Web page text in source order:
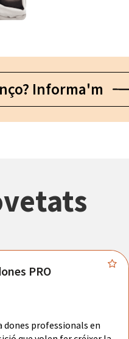
Informa'm
PRO
dones professionals en